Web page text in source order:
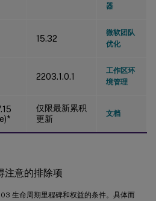
器
15.32
微软团队
优化
2203.1.0.1
工作区环
境管理
仅限最新累积
更新
文档
注意的排除项
生命周期里程碑和权益的条件。具体而